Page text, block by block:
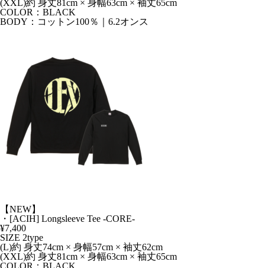
(XXL)約 身丈81cm × 身幅63cm × 袖丈65cm
COLOR：BLACK
BODY：コットン100％｜6.2オンス
【NEW】
・[ACIH] Longsleeve Tee -CORE-
¥7,400
SIZE 2type
(L)約 身丈74cm × 身幅57cm × 袖丈62cm
(XXL)約 身丈81cm × 身幅63cm × 袖丈65cm
COLOR：BLACK